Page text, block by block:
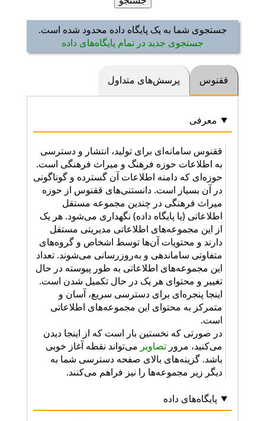
جستجوی شما به یک پایگاه داده محدود شده است.
جستجوی جدید در تمام پایگاه‌های داده
ققنوس پرسش‌های متداول
معرفی
ققنوس سامانه‌ای برای تولید، انتشار و دسترسی
به اطلاعات حوزه فرهنگ و میراث فرهنگی است.
حوزه‌ای که دامنه اطلاعات آن گسترده و گوناگونی
در آن بسیار است. دانستنی‌های ققنوس از حوزه
میراث فرهنگی در چندین مجموعه مستقل
اطلاعاتی (یا پایگاه داده) نگهداری می‌شود. هر یک
از این مجموعه‌های اطلاعاتی مدیریتی مستقل
دارند و محتویات آن‌ها توسط اشخاص و گروه‌های
متفاوتی ساماندهی و به‌روزرسانی می‌شوند. تعداد
این مجموعه‌های اطلاعاتی به طور پیوسته در حال
تغییر و محتوای هر یک در حال تکمیل شدن است.
اینجا پنجره‌ای برای دسترسی سریع، آسان و
متمرکز به محتوای این مجموعه‌های اطلاعاتی
است.
در صورتی که نخستین بار است که از اینجا دیدن
می‌کنید، مرور تصاویر می‌تواند نقطه آغاز خوبی
باشد. گزینه‌های بالای صفحه دسترسی شما به
دیگر زیر مجموعه‌ها را نیز فراهم می‌کنند.
پایگاه‌های داده